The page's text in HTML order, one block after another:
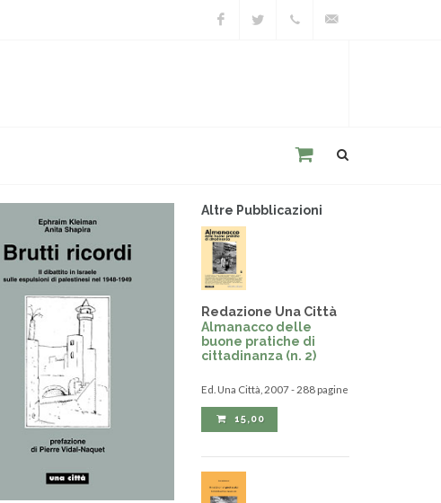
Altre Pubblicazioni
Redazione Una Città
Almanacco delle
buone pratiche di
cittadinanza (n. 2)
Ed. Una Città, 2007 - 288 pagine
15,00